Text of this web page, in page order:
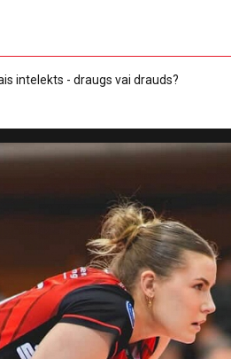
intelekts - draugs vai drauds?